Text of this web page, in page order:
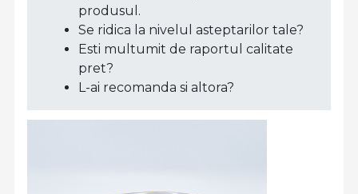
produsul.
Se ridica la nivelul asteptarilor tale?
Esti multumit de raportul calitate
pret?
L-ai recomanda si altora?